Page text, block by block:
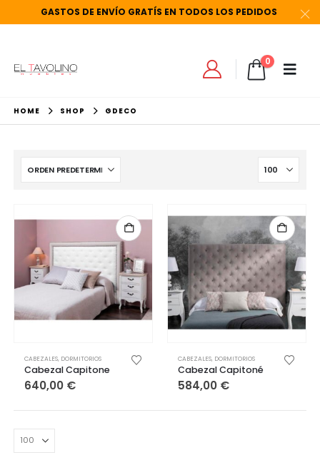
GASTOS DE ENVÍO GRATÍS EN TODOS LOS PEDIDOS
0
HOME SHOP GDECO
CABEZALES, DORMITORIOS
Cabezal Capitone
640,00 €
CABEZALES, DORMITORIOS
Cabezal Capitoné
584,00 €